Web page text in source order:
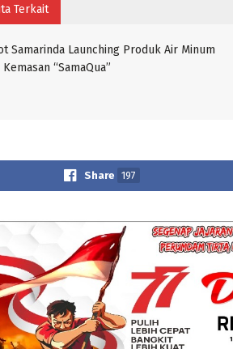
Terkait
Samarinda Launching Produk Air Minum
“SamaQua”
Share 197